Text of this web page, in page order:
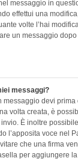
messaggio in
effettui una
volte l’hai
un messaggio
messaggi?
devi prima
volta creata, è
È inoltre
l’apposita voce nel
che una firma
per aggiungere la